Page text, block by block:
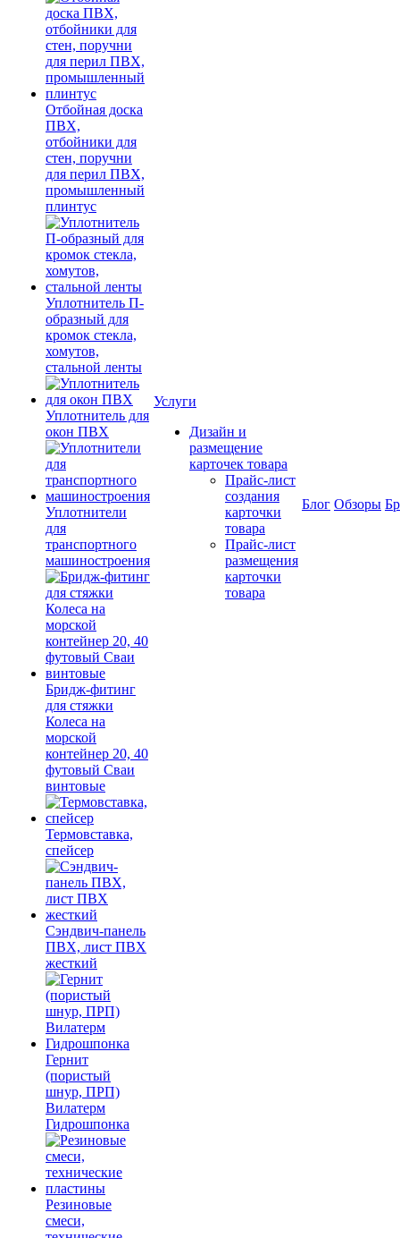
Отбойная доска
ПВХ,
отбойники для
стен, поручни
для перил ПВХ,
промышленный
плинтус
Уплотнитель П-
образный для
кромок стекла,
хомутов,
стальной ленты
Уплотнитель для
окон ПВХ
Уплотнители
для
транспортного
машиностроения
Бридж-фитинг
для стяжки
Колеса на
морской
контейнер 20, 40
футовый Сваи
винтовые
Термовставка,
спейсер
Сэндвич-панель
ПВХ, лист ПВХ
жесткий
Гернит
(пористый
шнур, ПРП)
Вилатерм
Гидрошпонка
Резиновые
смеси,
Услуги
Дизайн и
размещение
карточек товара
Прайс-лист
создания
карточки
товара
Прайс-лист
размещения
карточки
товара
Блог Обзоры